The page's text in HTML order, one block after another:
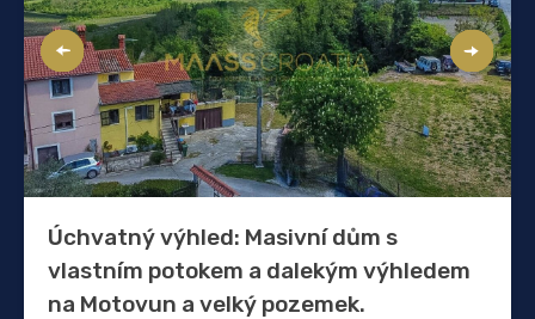
Úchvatný výhled: Masivní dům s
vlastním potokem a dalekým výhledem
na Motovun a velký pozemek.